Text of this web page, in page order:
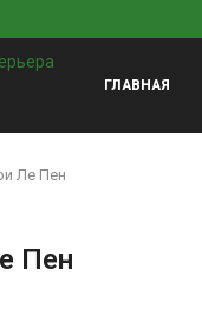
ГЛАВНАЯ
Ле Пен
Пен